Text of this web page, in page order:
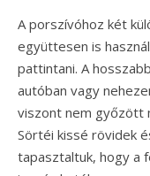
A porszívóhoz két
együttesen is
pattintani. A
autóban vagy
viszont nem győzött
Sörtéi kissé rövidek
tapasztaltuk, hogy a